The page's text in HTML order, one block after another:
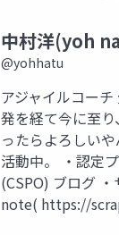
中村洋(yoh
@yohhatu
アジャイルコー
発を経て今に至
ったらよろしい
活動中。 ・認定
(CSPO) ブログ
note( https://